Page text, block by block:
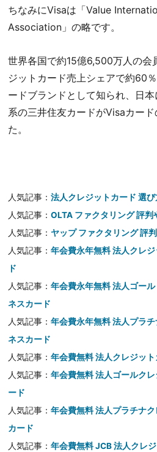
ちなみにVisaは「Value
Association」の略です。
世界各国で約15億6,500万人の会
ジットカード売上シェアで約60
ードブランドとして知られ、日
系の三井住友カードがVisaカー
た。
人気記事：法人クレジットカード 選び
人気記事：OLTA ファクタリング 評判
人気記事： ヤップ ファクタリング 評
人気記事：年会費永年無料 法人クレ
ド
人気記事：年会費永年無料 法人ゴー
ネスカード
人気記事：年会費永年無料 法人プラ
ネスカード
人気記事：年会費無料 法人クレジッ
人気記事：年会費無料 法人ゴールク
ード
人気記事：年会費無料 法人プラチナ
カード
人気記事：年会費無料 JCB 法人クレ